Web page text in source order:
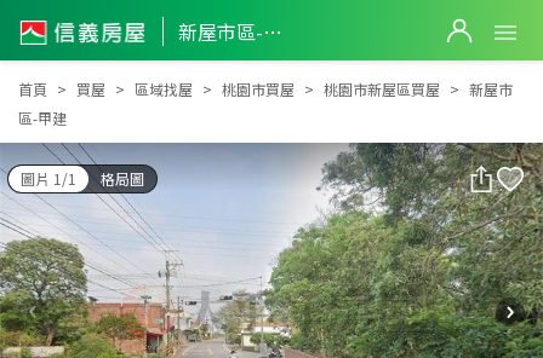
新屋市區-甲建
新屋市區-甲建
首頁 買屋 區域找屋 桃園市買屋 桃園市新屋區買屋
新屋市
區-甲建
圖片 1/1 格局圖